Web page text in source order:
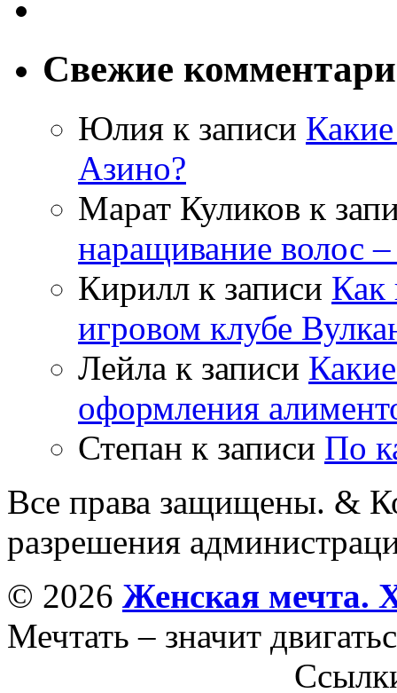
Свежие
Юлия к записи
Азино?
Марат Куликов к
наращивание волос
Кирилл к записи Как
игровом клубе
Лейла к записи
оформления
Степан к записи По
Все права защищены. &
разрешения
© 2026 Женская мечта.
Мечтать – значит